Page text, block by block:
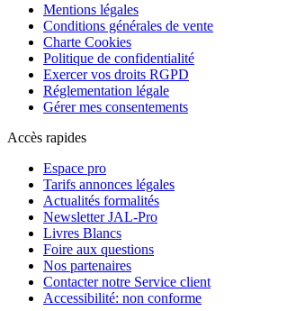
Mentions légales
Conditions générales de vente
Charte Cookies
Politique de confidentialité
Exercer vos droits RGPD
Réglementation légale
Gérer mes consentements
Accès rapides
Espace pro
Tarifs annonces légales
Actualités formalités
Newsletter JAL-Pro
Livres Blancs
Foire aux questions
Nos partenaires
Contacter notre Service client
Accessibilité: non conforme